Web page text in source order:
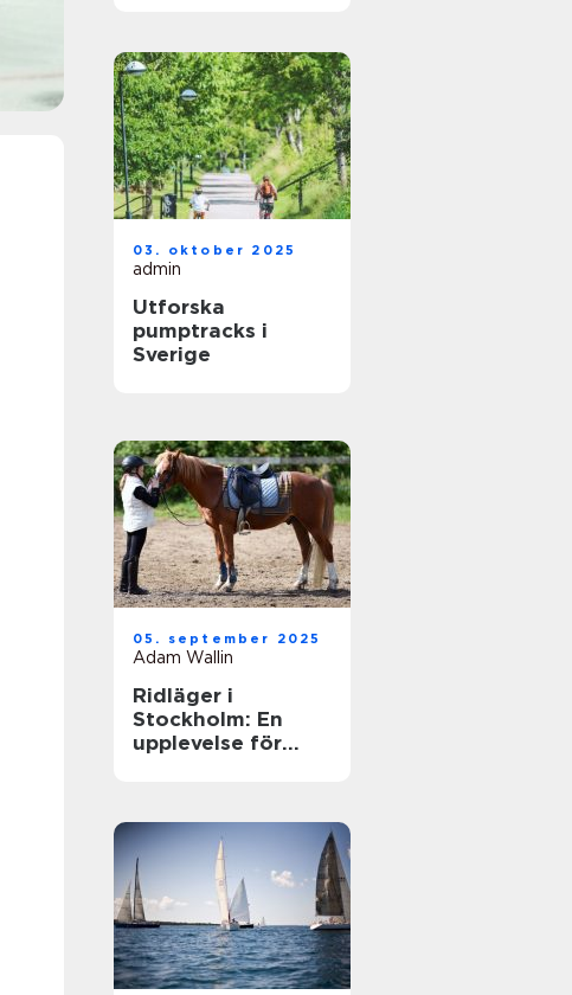
03. oktober 2025
admin
Utforska
pumptracks i
Sverige
05. september 2025
Adam Wallin
Ridläger i
Stockholm: En
upplevelse för